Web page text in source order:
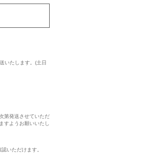
いたします。(土日
第発送させていただ
すようお願いいたし
いただけます。